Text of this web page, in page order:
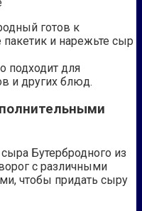
готов к
и нарежьте сыр
подходит для
и других блюд.
Бутербродного из
с различными
чтобы придать сыру